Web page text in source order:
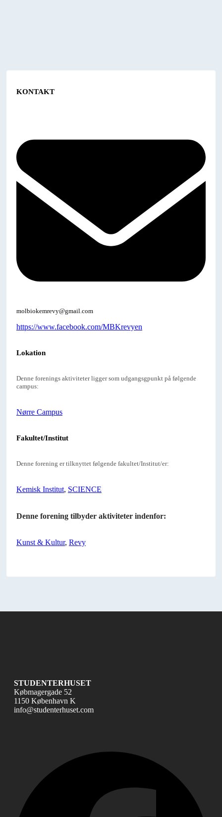
KONTAKT
molbiokemrevy@gmail.com
https://www.facebook.com/MBKrevyen
Lokation
Denne forenings aktiviteter ligger som udgangsgpunkt på følgende
campus:
Nørre Campus
Fakultet/Institut
Denne forening er tilknyttet følgende fakultet/Institut/er:
Kemisk Institut, SCIENCE
Denne forening tilbyder aktiviteter indenfor:
Kunst & Kultur, Revy
STUDENTERHUSET
Købmagergade 52
1150 København K
info@studenterhuset.com